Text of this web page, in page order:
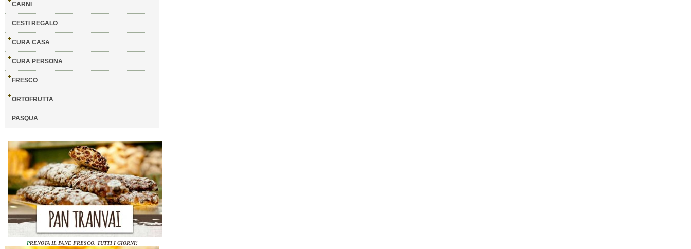
CARNI
CESTI REGALO
CURA CASA
CURA PERSONA
FRESCO
ORTOFRUTTA
PASQUA
PRENOTA IL PANE FRESCO, TUTTI I GIORNI!